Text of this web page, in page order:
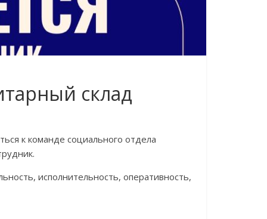
склад
к команде социального отдела
исполнительность, оперативность,